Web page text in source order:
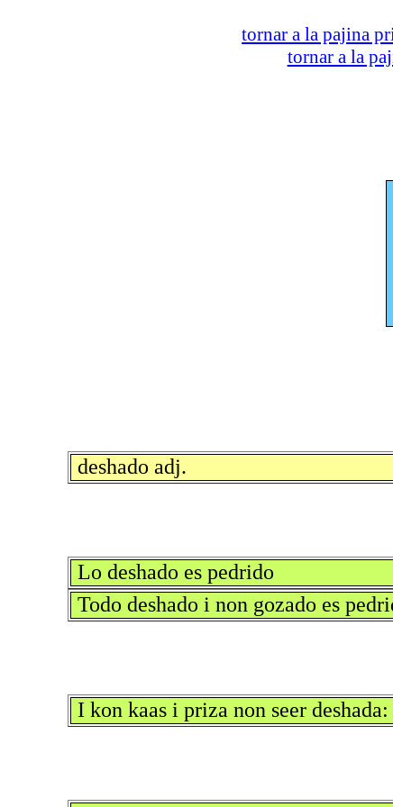
tornar a la pajina
tornar a la
deshado adj.
Lo deshado es pedrido
Todo deshado i non gozado es
I kon kaas i priza non seer